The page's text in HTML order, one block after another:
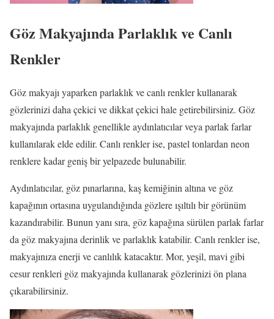
Göz Makyajında Parlaklık ve Canlı
Renkler
Göz makyajı yaparken parlaklık ve canlı renkler kullanarak
gözlerinizi daha çekici ve dikkat çekici hale getirebilirsiniz. Göz
makyajında parlaklık genellikle aydınlatıcılar veya parlak farlar
kullanılarak elde edilir. Canlı renkler ise, pastel tonlardan neon
renklere kadar geniş bir yelpazede bulunabilir.
Aydınlatıcılar, göz pınarlarına, kaş kemiğinin altına ve göz
kapağının ortasına uygulandığında gözlere ışıltılı bir görünüm
kazandırabilir. Bunun yanı sıra, göz kapağına sürülen parlak farlar
da göz makyajına derinlik ve parlaklık katabilir. Canlı renkler ise,
makyajınıza enerji ve canlılık katacaktır. Mor, yeşil, mavi gibi
cesur renkleri göz makyajında kullanarak gözlerinizi ön plana
çıkarabilirsiniz.